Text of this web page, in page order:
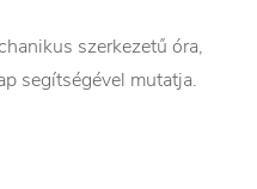
szerkezetű óra,
segítségével mutatja.